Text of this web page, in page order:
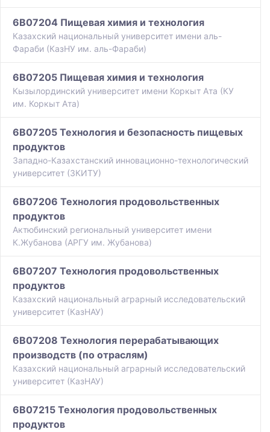
6B07204 Пищевая химия и технология
Казахский национальный университет имени аль-
Фараби (КазНУ им. аль-Фараби)
6B07205 Пищевая химия и технология
Кызылординский университет имени Коркыт Ата (КУ
им. Коркыт Ата)
6B07205 Технология и безопасность пищевых
продуктов
Западно-Казахстанский инновационно-технологический
университет (ЗКИТУ)
6B07206 Технология продовольственных
продуктов
Актюбинский региональный университет имени
К.Жубанова (АРГУ им. Жубанова)
6B07207 Технология продовольственных
продуктов
Казахский национальный аграрный исследовательский
университет (КазНАУ)
6B07208 Технология перерабатывающих
производств (по отраслям)
Казахский национальный аграрный исследовательский
университет (КазНАУ)
6B07215 Технология продовольственных
продуктов